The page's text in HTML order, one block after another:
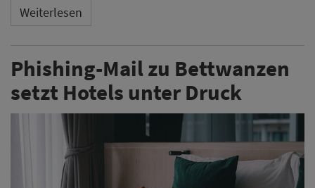
Weiterlesen
Phishing-Mail zu Bettwanzen
setzt Hotels unter Druck